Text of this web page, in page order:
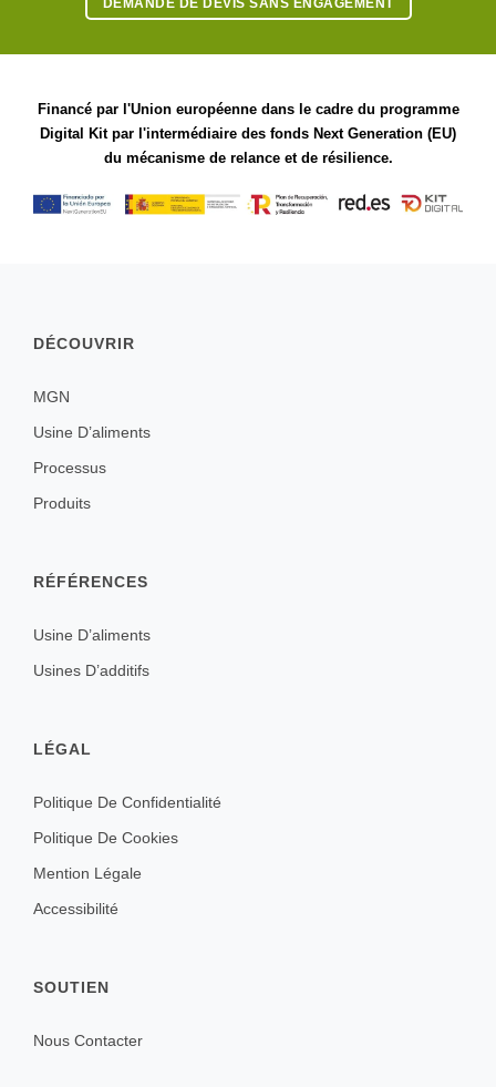
DEMANDE DE DEVIS SANS ENGAGEMENT
Financé par l'Union européenne dans le cadre du programme
Digital Kit par l'intermédiaire des fonds Next Generation (EU)
du mécanisme de relance et de résilience.
DÉCOUVRIR
MGN
Usine D’aliments
Processus
Produits
RÉFÉRENCES
Usine D’aliments
Usines D’additifs
LÉGAL
Politique De Confidentialité
Politique De Cookies
Mention Légale
Accessibilité
SOUTIEN
Nous Contacter